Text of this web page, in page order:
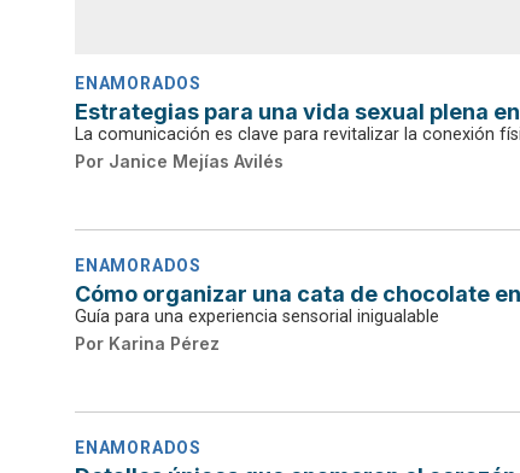
ENAMORADOS
Estrategias para una vida sexual plena
La comunicación es clave para revitalizar la conexión
Por Janice Mejías Avilés
ENAMORADOS
Cómo organizar una cata de chocolate
Guía para una experiencia sensorial inigualable
Por Karina Pérez
ENAMORADOS